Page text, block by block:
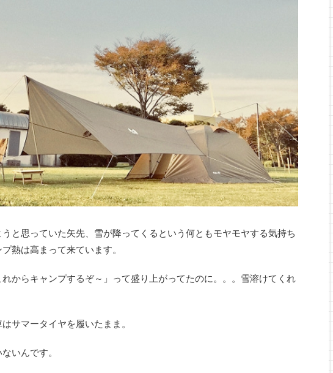
と思っていた矢先、雪が降ってくるという何ともモヤモヤする気持ち
熱は高まって来ています。
からキャンプするぞ～」って盛り上がってたのに。。。雪溶けてくれ
サマータイヤを履いたまま。
いんです。